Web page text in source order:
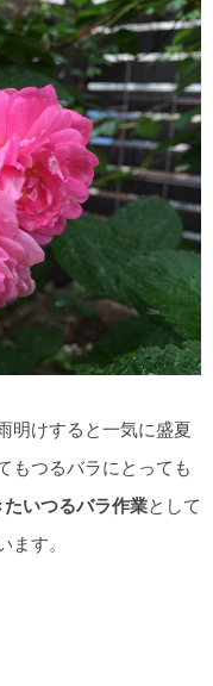
明けすると一気に盛夏
もつるバラにとっても
いつるバラ作業として
ます。